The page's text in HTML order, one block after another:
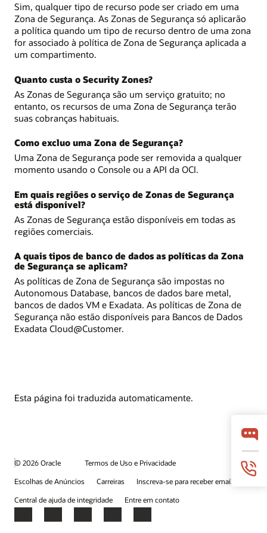
Sim, qualquer tipo de recurso pode ser criado em uma
Zona de Segurança. As Zonas de Segurança só aplicarão
a política quando um tipo de recurso dentro de uma zona
for associado à política de Zona de Segurança aplicada a
um compartimento.
Quanto custa o Security Zones?
As Zonas de Segurança são um serviço gratuito; no
entanto, os recursos de uma Zona de Segurança terão
suas cobranças habituais.
Como excluo uma Zona de Segurança?
Uma Zona de Segurança pode ser removida a qualquer
momento usando o Console ou a API da OCI.
Em quais regiões o serviço de Zonas de Segurança
está disponível?
As Zonas de Segurança estão disponíveis em todas as
regiões comerciais.
A quais tipos de banco de dados as políticas da Zona
de Segurança se aplicam?
As políticas de Zona de Segurança são impostas no
Autonomous Database, bancos de dados bare metal,
bancos de dados VM e Exadata. As políticas de Zona de
Segurança não estão disponíveis para Bancos de Dados
Exadata Cloud@Customer.
Esta página foi traduzida automaticamente.
© 2026 Oracle
Termos de Uso e Privacidade
Escolhas de Anúncios
Carreiras
Inscreva-se para receber emails
Central de ajuda de integridade
Entre em contato
Facebook
X LinkedInYouTubeInstagram